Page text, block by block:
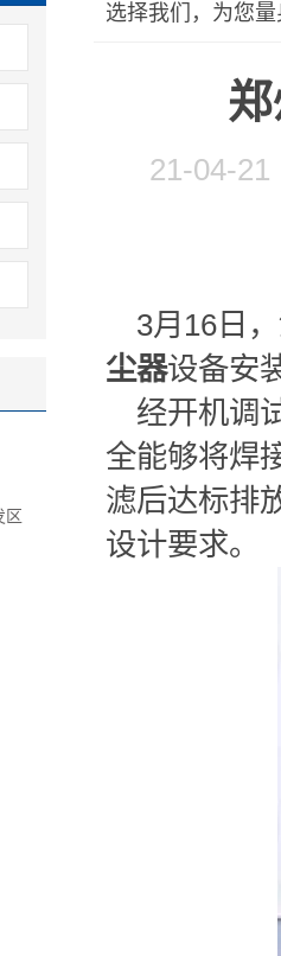
区
选择我们，为您
21-04-
3月16日，
尘器设备安
经开机调
全能够将焊
滤后达标排
设计要求。